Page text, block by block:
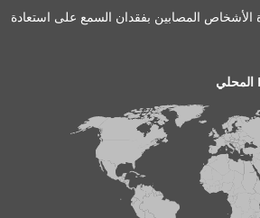
الأشخاص المصابين بفقدان السمع على استعادة